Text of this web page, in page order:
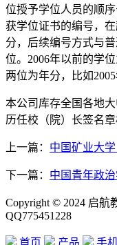
位授予学位人员的顺
获学位证书的编号，
分，后续编号方式与
位。2006年以前的学
两位为年分，比如2005
本公司库存全国各地
历任校（院）长签名章
上一篇： 中国矿业大
下一篇： 中国青年政
Copyright © 2024 启航
QQ775451228